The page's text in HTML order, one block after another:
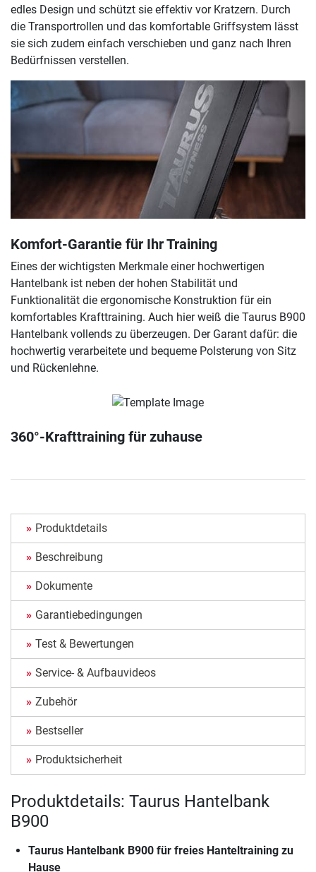
edles Design und schützt sie effektiv vor Kratzern. Durch
die Transportrollen und das komfortable Griffsystem lässt
sie sich zudem einfach verschieben und ganz nach Ihren
Bedürfnissen verstellen.
Komfort-Garantie für Ihr Training
Eines der wichtigsten Merkmale einer hochwertigen
Hantelbank ist neben der hohen Stabilität und
Funktionalität die ergonomische Konstruktion für ein
komfortables Krafttraining. Auch hier weiß die Taurus B900
Hantelbank vollends zu überzeugen. Der Garant dafür: die
hochwertig verarbeitete und bequeme Polsterung von Sitz
und Rückenlehne.
360°-Krafttraining für zuhause
Produktdetails
Beschreibung
Dokumente
Garantiebedingungen
Test & Bewertungen
Service- & Aufbauvideos
Zubehör
Bestseller
Produktsicherheit
Produktdetails: Taurus Hantelbank
B900
Taurus Hantelbank B900 für freies Hanteltraining zu
Hause